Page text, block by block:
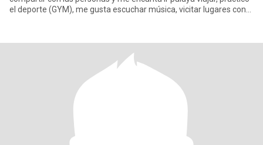
el deporte (GYM), me gusta escuchar música, vicitar lugares con